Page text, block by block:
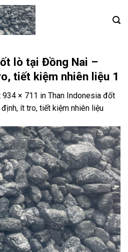
lò tại Đồng Nai –
tiết kiệm nhiên liệu 1
934 × 711 in Than Indonesia đốt
ít tro, tiết kiệm nhiên liệu